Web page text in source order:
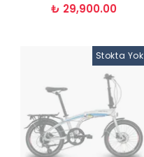
₺ 29,900.00
Stokta Yok